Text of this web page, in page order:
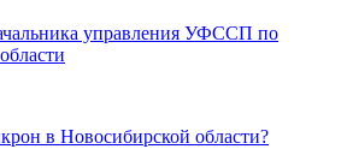
управления УФССП по
в Новосибирской области?